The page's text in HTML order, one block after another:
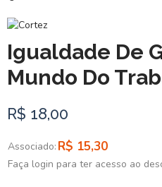
Igualdade De
Mundo Do
R$ 18,00
Associado: R$ 15,30
Faça login para ter acesso ao